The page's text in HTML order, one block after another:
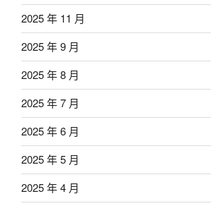
2025 年 11 月
2025 年 9 月
2025 年 8 月
2025 年 7 月
2025 年 6 月
2025 年 5 月
2025 年 4 月